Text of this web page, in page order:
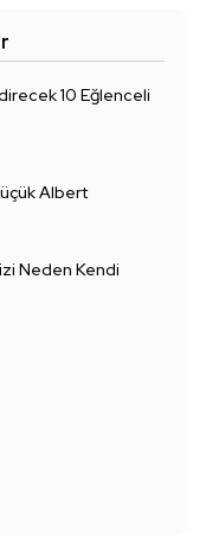
10 Eğlenceli
Albert
Neden Kendi